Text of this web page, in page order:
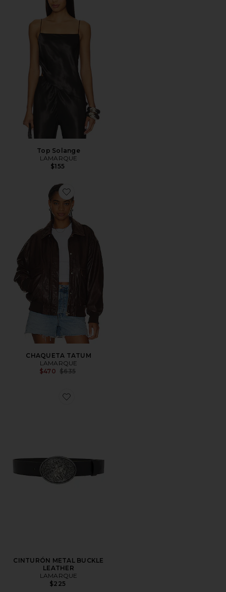
Top Solange
LAMARQUE
$155
Favorite CHAQUETA TATUM
CHAQUETA TATUM
LAMARQUE
$470 Previous price:
$635
Favorite CINTURÓN METAL BUCKLE LEATHER
CINTURÓN METAL BUCKLE
LEATHER
LAMARQUE
$225